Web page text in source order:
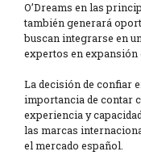
O’Dreams en las
también generará
buscan integrarse en
expertos en expansión
La decisión de confiar
importancia de contar
experiencia y
las marcas
el mercado español.